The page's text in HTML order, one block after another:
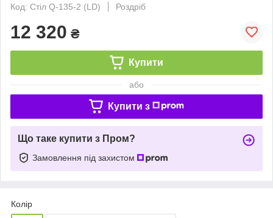
Код: Стіл Q-135-2 (LD)
Роздріб
12 320 ₴
Купити
або
Купити з
Що таке купити з Пром?
Замовлення під захистом
Колір